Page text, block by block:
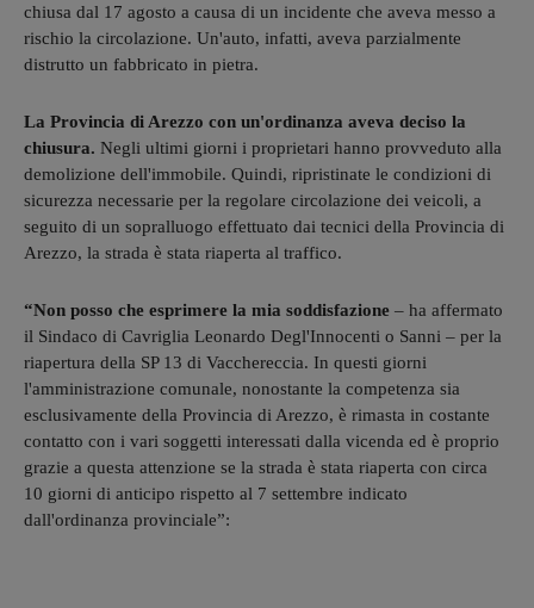
chiusa dal 17 agosto a causa di un incidente che aveva messo a
rischio la circolazione. Un'auto, infatti, aveva parzialmente
distrutto un fabbricato in pietra.
La Provincia di Arezzo con un'ordinanza aveva deciso la
chiusura. Negli ultimi giorni i proprietari hanno provveduto alla
demolizione dell'immobile. Quindi, ripristinate le condizioni di
sicurezza necessarie per la regolare circolazione dei veicoli, a
seguito di un sopralluogo effettuato dai tecnici della Provincia di
Arezzo, la strada è stata riaperta al traffico.
“Non posso che esprimere la mia soddisfazione – ha affermato
il Sindaco di Cavriglia Leonardo Degl'Innocenti o Sanni – per la
riapertura della SP 13 di Vacchereccia. In questi giorni
l'amministrazione comunale, nonostante la competenza sia
esclusivamente della Provincia di Arezzo, è rimasta in costante
contatto con i vari soggetti interessati dalla vicenda ed è proprio
grazie a questa attenzione se la strada è stata riaperta con circa
10 giorni di anticipo rispetto al 7 settembre indicato
dall'ordinanza provinciale”: